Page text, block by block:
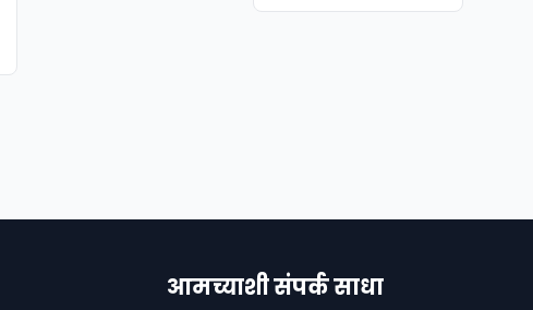
आमच्याशी संपर्क साधा